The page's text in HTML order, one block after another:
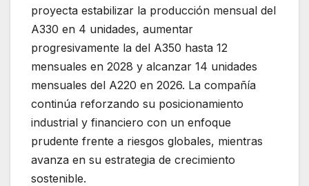
proyecta estabilizar la producción mensual del
A330 en 4 unidades, aumentar
progresivamente la del A350 hasta 12
mensuales en 2028 y alcanzar 14 unidades
mensuales del A220 en 2026. La compañía
continúa reforzando su posicionamiento
industrial y financiero con un enfoque
prudente frente a riesgos globales, mientras
avanza en su estrategia de crecimiento
sostenible.